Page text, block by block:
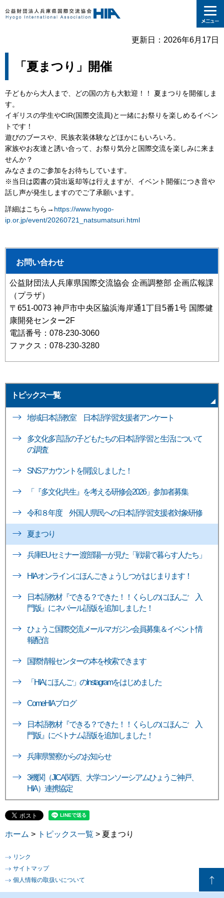
更新日：2026年6月17日
「夏まつり」開催
子どもから大人まで、どの国の方も大歓迎！！ 夏まつりを開催しま
す。
イギリスの学生やCIR(国際交流員)と一緒にお祭りを楽しめるイベン
トです！
遊びのブースや、民族衣装体験などほかにもいろいろ。
家族やお友達と誘い合って、お祭り気分と国際交流を楽しみに来ま
せんか？
みなさまのご参加をお待ちしています。
※当日は図書の貸出返却等は行えますが、イベント開催につき音や
話し声が発生しますのでご了承願います。
詳細はこちら→ https://www.hyogo-
ip.or.jp/event/20260721_natsumatsuri.html
お問い合わせ
公益財団法人兵庫県国際交流協会 企画調整部 企画広報課
（プラザ）
〒651-0073 神戸市中央区脇浜海岸通1丁目5番1号 国際健
康開発センター2F
電話番号：078-230-3060
ファクス：078-230-3280
トピックス一覧
地域日本語教室 日本語学習支援者アンケート
多文化多言語の子どもたちの日本語学習と生活について
の調査
SNSアカウントを開設しました！
「『多文化共生』を考える研修会2026」参加者募集
令和８年度 外国人県民への日本語学習支援者対象研修
夏まつり
兵庫EUセミナー 渡部陽一が見た「戦場で暮らす人たち」
HIAオンラインにほんごきょうしつがはじまります！
日本語教材『できる？できた！！くらしのにほんご 入
門版』にネパール語版を追加しました！
ひょうご国際交流メールマガジン会員募集＆イベント情
報配信
国際情報センターの本を検索できます
「HIAにほんご」のInstagramをはじめました
ComeHIAブログ
日本語教材『できる？できた！！くらしのにほんご 入
門版』にベトナム語版を追加しました！
兵庫県警察からのお知らせ
3機関（JICA関西、大学コンソーシアムひょうご神戸、
HIA）連携協定
ホーム > トピックス一覧 > 夏まつり
リンク
サイトマップ
個人情報の取扱いについて